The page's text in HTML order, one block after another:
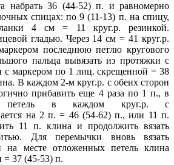
набрать 36 (44-52) п. и равномерно
спицах: по 9 (11-13) п. на спицу,
4 см = 11 круг.р. резинкой.
гладью. Через 14 см = 41 круг.р.
последнюю петлю кругового
пальца вывязать из протяжки с
с маркером по 1 лиц. скрещенной = 38
В каждом 2-м круг.р. с обеих сторон
прибавить еще 4 раза по 1 п., в
петель в каждом круг.р. с
на 2 п. = 46 (54-62) п., или 11 п.
11 п. клина и продолжить вязать
Для перемычки вновь вязать
месте отложенных петель клина
= 37 (45-53) п.